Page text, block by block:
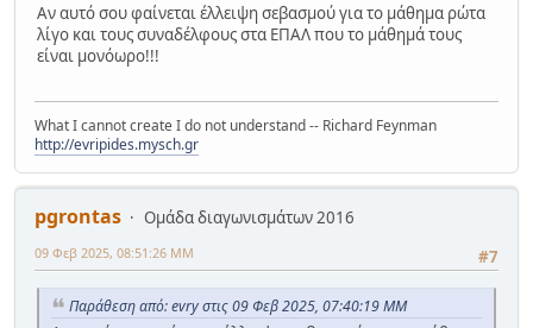
Αν αυτό σου φαίνεται έλλειψη σεβασμού για το μάθημα ρώτα
λίγο και τους συναδέλφους στα ΕΠΑΛ που το μάθημά τους
είναι μονόωρο!!!
What I cannot create I do not understand -- Richard Feynman
http://evripides.mysch.gr
pgrontas
Ομάδα διαγωνισμάτων 2016
#7
09 Φεβ 2025, 08:51:26 ΜΜ
Παράθεση από: evry στις 09 Φεβ 2025, 07:40:19 ΜΜ